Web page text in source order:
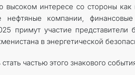
интересе со стороны как
нефтяные компании,
примут участие
в энергетической
частью этого знакового